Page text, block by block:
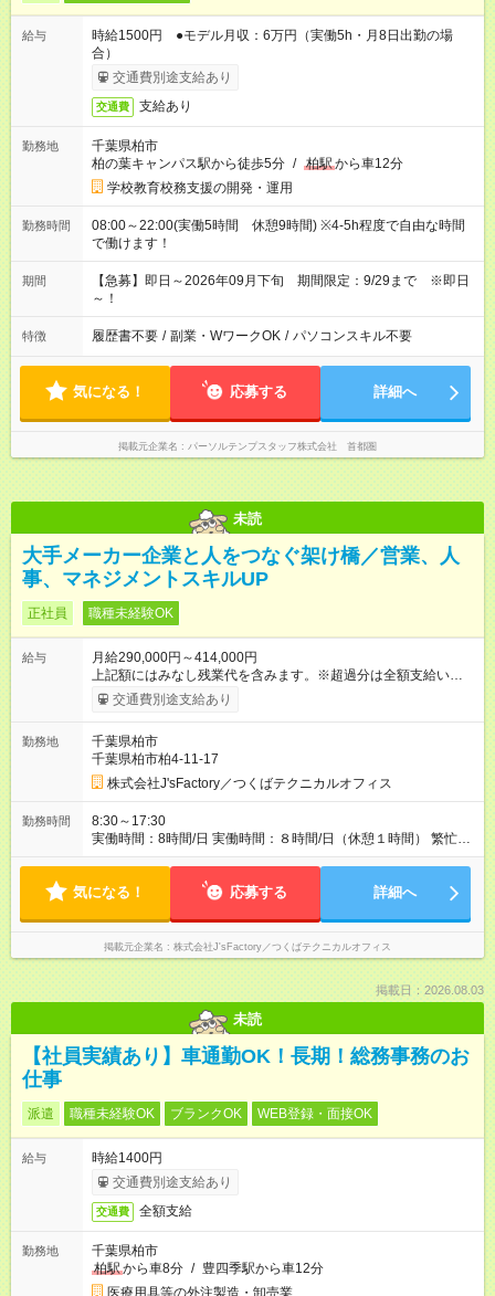
給与
時給1500円 ●モデル月収：6万円（実働5h・月8日出勤の場
合）
交通費別途支給あり
交通費 支給あり
勤務地
千葉県柏市
柏の葉キャンパス駅から徒歩5分 / 柏駅から車12分
学校教育校務支援の開発・運用
勤務時間
08:00～22:00(実働5時間 休憩9時間) ※4-5h程度で自由な時間
で働けます！
期間
【急募】即日～2026年09月下旬 期間限定：9/29まで ※即日
～！
特徴 履歴書不要 / 副業・WワークOK / パソコンスキル不要
気になる！ 応募する 詳細へ
掲載元企業名 パーソルテンプスタッフ株式会社 首都圏
未読
大手メーカー企業と人をつなぐ架け橋／営業、人
事、マネジメントスキルUP
正社員 職種未経験OK
給与
月給290,000円～414,000円
上記額にはみなし残業代を含みます。※超過分は全額支給いたし
ます。 みなし残業代 60,000円／月 みなし残業時間 40時間／月
経験・能力を考慮して決定させて頂きます。 上記額にはみなし
支給します。 【試用期間】試用期間あり 試用期間の長さ：6ヶ
月 雇用形態、給与は本採用時と同じです。
交通費別途支給あり
勤務地
千葉県柏市
千葉県柏市柏4-11-17
株式会社J'sFactory／つくばテクニカルオフィス
勤務時間
8:30～17:30
実働時間：8時間/日 実働時間：８時間/日（休憩１時間） 繁忙期
や顧客ニーズに併せての時差出勤の場合あり
気になる！ 応募する 詳細へ
掲載元企業名 株式会社J'sFactory／つくばテクニカルオフィス
掲載日：2026.08.03
未読
【社員実績あり】車通勤OK！長期！総務事務のお
仕事
派遣 職種未経験OK ブランクOK WEB登録・面接OK
給与
時給1400円
交通費別途支給あり
交通費 全額支給
勤務地
千葉県柏市
柏駅から車8分 / 豊四季駅から車12分
医療用具等の外注製造・卸売業